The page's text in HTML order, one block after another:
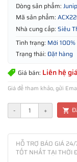
Dòng sản phẩm:
Mã sản phẩm:
Nhà cung cấp: Siêu
Tình trạng: Mới 100%
Trạng thái: Đặt hàng
Giá bán: Liên hệ
Giá để tham khảo, gửi
- +
HỖ TRỢ BÁO GIÁ
TỐT NHẤT TẠI THỜI